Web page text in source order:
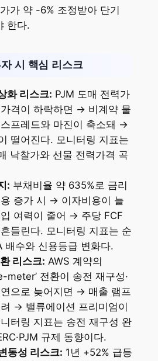
가 약 -6% 조정받아 단기
한다.
시 핵심 리스크
화 리스크: PJM 도매 전력가
가격이 하락하면 → 비계약 물
프레드와 마진이 축소돼 →
떨어진다. 모니터링 지표는
낙찰가와 선물 전력가격 곡
: 부채비율 약 635%로 금리
용 증가 시 → 이자비용이 늘
여력이 줄어 → 주당 FCF
들린다. 모니터링 지표는 순
배수와 신용등급 변화다.
리스크: AWS 계약의
전환이 송전 재구성·
으로 늦어지면 → 매출 램프
→ 밸류에이션 프리미엄이
터링 지표는 송전 재구성 완
규제 동향이다.
동성 리스크: 1년 +52% 급등